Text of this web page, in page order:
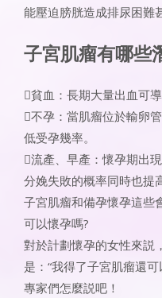
能壓迫膀胱造成排尿困難
子宮肌瘤有哪些
貧血：長期大量出血可
不孕：當肌瘤位於輸卵
低受孕幾率。
流產、早產：懷孕期出
分娩失敗的概率同時也提
子宮肌瘤和備孕懷孕這些
可以懷孕嗎?
對於計劃懷孕的女性來説
是：“我得了子宮肌瘤還
專家們怎麼説吧！